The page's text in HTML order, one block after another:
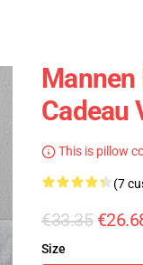
Mannen
Cadeau
This is pillow
(7
€33.35
Size